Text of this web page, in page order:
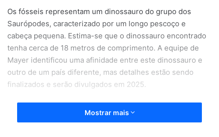
Os fósseis representam um dinossauro do grupo dos
Saurópodes, caracterizado por um longo pescoço e
cabeça pequena. Estima-se que o dinossauro encontrado
tenha cerca de 18 metros de comprimento. A equipe de
Mayer identificou uma afinidade entre este dinossauro e
outro de um país diferente, mas detalhes estão sendo
finalizados e serão divulgados em 2025.
Mostrar mais